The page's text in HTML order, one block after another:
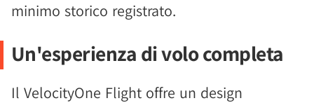
minimo storico registrato.
Un'esperienza di volo completa
Il VelocityOne Flight offre un design